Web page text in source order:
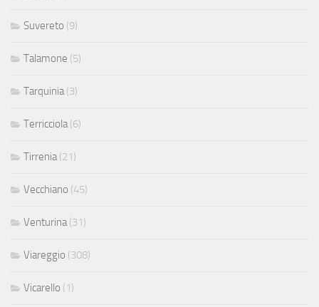
Suvereto (9)
Talamone (5)
Tarquinia (3)
Terricciola (6)
Tirrenia (21)
Vecchiano (45)
Venturina (31)
Viareggio (308)
Vicarello (1)